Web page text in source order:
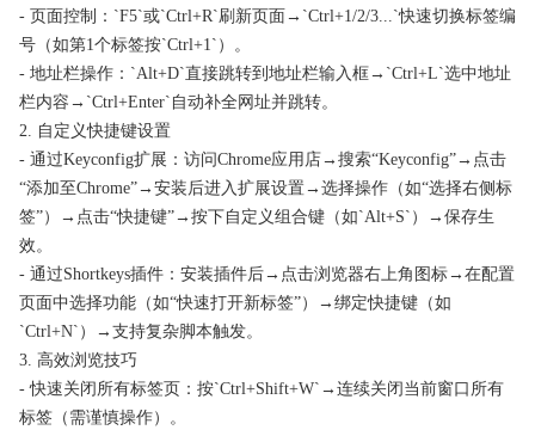
- 页面控制：`F5`或`Ctrl+R`刷新页面→`Ctrl+1/2/3...`快速切换标签编
号（如第1个标签按`Ctrl+1`）。
- 地址栏操作：`Alt+D`直接跳转到地址栏输入框→`Ctrl+L`选中地址
栏内容→`Ctrl+Enter`自动补全网址并跳转。
2. 自定义快捷键设置
- 通过Keyconfig扩展：访问Chrome应用店→搜索“Keyconfig”→点击
“添加至Chrome”→安装后进入扩展设置→选择操作（如“选择右侧标
签”）→点击“快捷键”→按下自定义组合键（如`Alt+S`）→保存生
效。
- 通过Shortkeys插件：安装插件后→点击浏览器右上角图标→在配置
页面中选择功能（如“快速打开新标签”）→绑定快捷键（如
`Ctrl+N`）→支持复杂脚本触发。
3. 高效浏览技巧
- 快速关闭所有标签页：按`Ctrl+Shift+W`→连续关闭当前窗口所有
标签（需谨慎操作）。